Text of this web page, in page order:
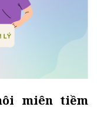
miên tiềm